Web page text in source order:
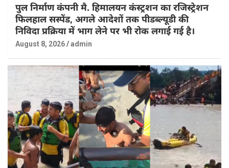
पुल निर्माण कंपनी मै. हिमालयन कंस्ट्रशन का रजिस्ट्रेशन
फिलहाल सस्पेंड, अगले आदेशों तक पीडब्ल्यूडी की
निविदा प्रक्रिया में भाग लेने पर भी रोक लगाई गई है।
August 8, 2026 admin